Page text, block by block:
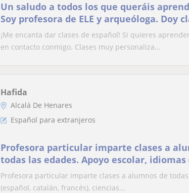
Un saludo a todos los que queráis
Soy profesora de ELE y arqueóloga. Doy
entretenidas presenciales y on line
¡Me encanta dar clases de español! Si quieres
en contacto conmigo. Clases muy personaliza...
Hafida
Alcalá De Henares
Español para extranjeros
Profesora particular imparte clases a
todas las edades. Apoyo escolar, idiomas
catalán, francés), ciencias
Profesora particular imparte clases a alumnos de
(español, catalán, francés), ciencias...